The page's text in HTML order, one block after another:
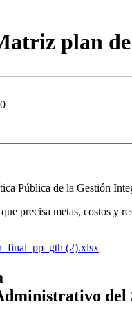
plan
Pública de la Gestión
precisa metas, costos y
(2).xlsx